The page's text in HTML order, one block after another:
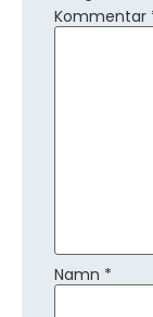
Kommentar
Namn *